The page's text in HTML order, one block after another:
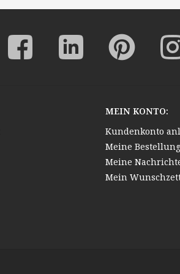
MEIN KONTO:
Kundenkonto
Meine
Meine
Mein